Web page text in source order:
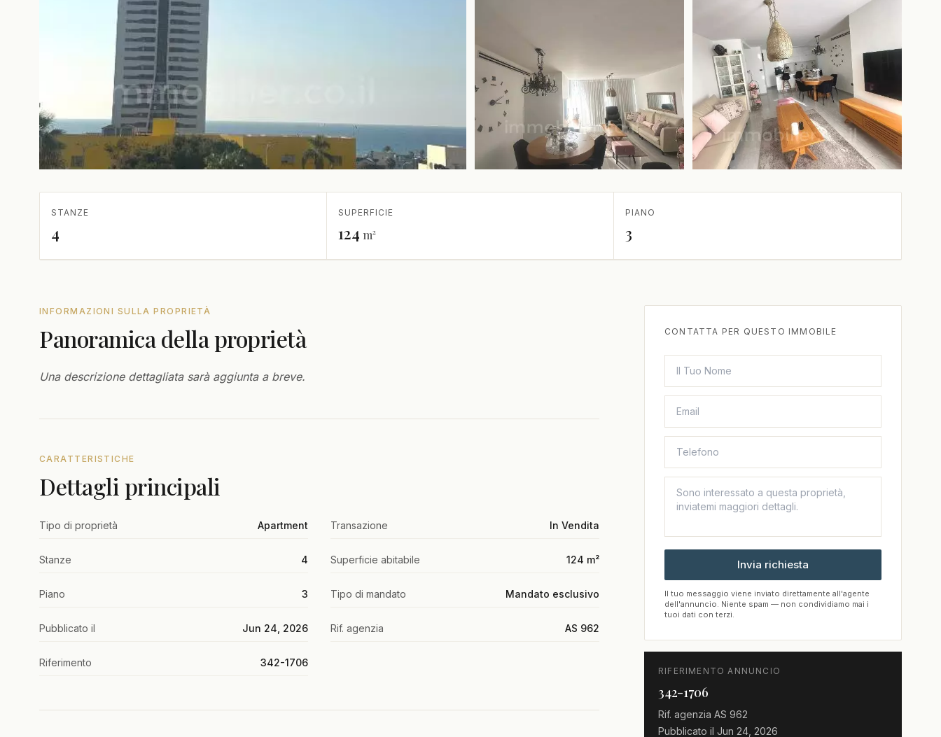
STANZE
4
SUPERFICIE
124 m²
PIANO
3
INFORMAZIONI SULLA PROPRIETÀ
Panoramica della proprietà
Una descrizione dettagliata sarà aggiunta a breve.
CARATTERISTICHE
Dettagli principali
Tipo di proprietà Apartment Transazione In Vendita
Stanze 4 Superficie abitabile 124 m²
Piano 3 Tipo di mandato Mandato esclusivo
Pubblicato il Jun 24, 2026 Rif. agenzia AS 962
Riferimento 342-1706
CONTATTA PER QUESTO IMMOBILE
Invia richiesta
Il tuo messaggio viene inviato direttamente all'agente
dell'annuncio. Niente spam — non condividiamo mai i
tuoi dati con terzi.
RIFERIMENTO ANNUNCIO
342-1706
Rif. agenzia AS 962
Pubblicato il Jun 24, 2026